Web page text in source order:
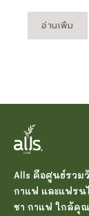
อ่านเพิ่ม
Alls คือศูนย์รวม
กาแฟ และแฟรน
ชา กาแฟ ใกล้คุ